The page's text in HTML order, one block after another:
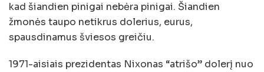
kad šiandien pinigai nebėra pinigai. Šiandien
žmonės taupo netikrus dolerius, eurus,
spausdinamus šviesos greičiu.
1971-aisiais prezidentas Nixonas “atrišo” dolerį nuo